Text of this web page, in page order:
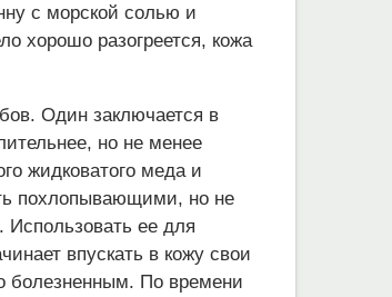
с морской солью и
хорошо разогреется, кожа
Один заключается в
но не менее
жидковатого меда и
похлопывающими, но не
ее для
впускать в кожу свои
болезненным. По времени